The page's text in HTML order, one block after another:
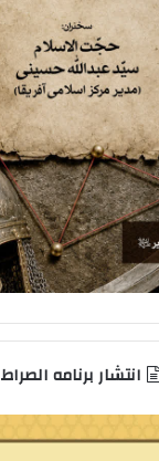
انتشار برنامه الصراط